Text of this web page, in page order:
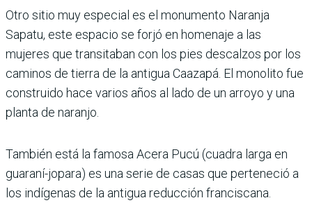
Otro sitio muy especial es el monumento Naranja
Sapatu, este espacio se forjó en homenaje a las
mujeres que transitaban con los pies descalzos por los
caminos de tierra de la antigua Caazapá. El monolito fue
construido hace varios años al lado de un arroyo y una
planta de naranjo.
También está la famosa Acera Pucú (cuadra larga en
guaraní-jopara) es una serie de casas que perteneció a
los indígenas de la antigua reducción franciscana.